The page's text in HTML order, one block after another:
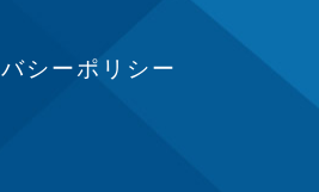
シーポリシー